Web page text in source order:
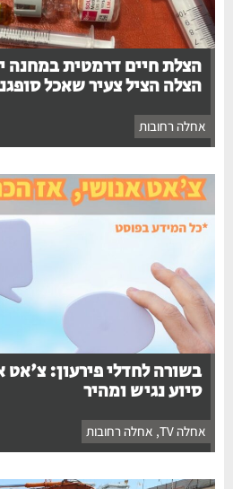
הצלת חיים דרמטית במחנה
הצלה הציל צעיר שאכל
אחלה רחובות
בשורה לחדלי פירעון:
סיוע נגיש ומהיר
אחלה TV , אחלה רחובות